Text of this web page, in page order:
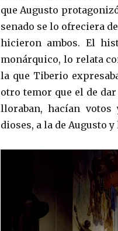
que Augusto
senado se lo ofreciera
hicieron ambos. El
monárquico, lo relata
la que Tiberio
otro temor que el de
lloraban, hacían
dioses, a la de Augusto